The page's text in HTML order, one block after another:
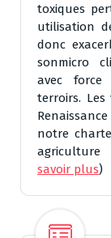
toxiques
utilisation
donc
sonmicro
avec force
terroirs. Les
notre
agriculture
savoir plus)